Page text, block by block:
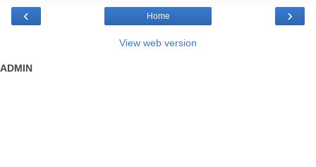
‹ ›
Home
View web version
ADMIN